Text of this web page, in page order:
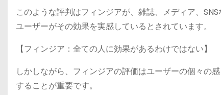
このような評判はフィンジアが、雑誌、メディア、
ユーザーがその効果を実感しているとされています。
【フィンジア：全ての人に効果があるわけではない】
しかしながら、フィンジアの評価はユーザーの個々の
することが重要です。